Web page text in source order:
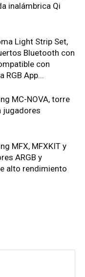
inalámbrica Qi
Light Strip Set,
Bluetooth con
con
RGB App...
MC-NOVA, torre
jugadores
MFX, MFXKIT y
ARGB y
alto rendimiento